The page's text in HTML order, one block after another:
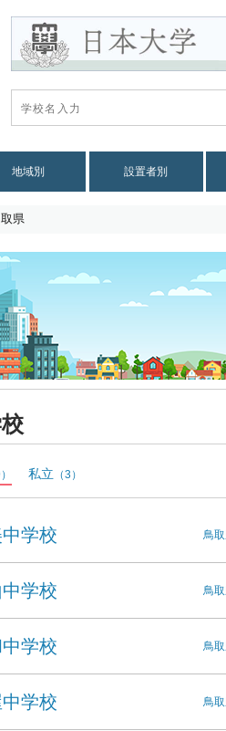
地域別 設置者別
県
私立 （3）
学校 鳥
学校 鳥
学校 鳥
学校 鳥